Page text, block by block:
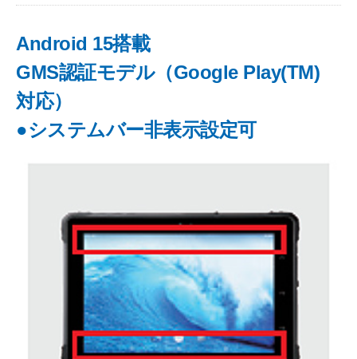
Android 15搭載
GMS認証モデル（Google Play(TM)
対応）
●システムバー非表示設定可